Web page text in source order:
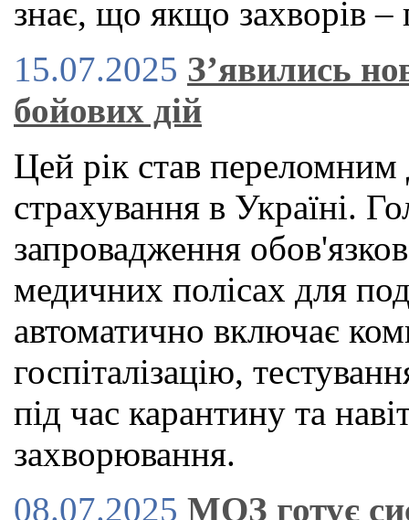
знає, що якщо захворів –
15.07.2025 З’явились
бойових дій
Цей рік став переломним
страхування в Україні.
запровадження
медичних полісах для
автоматично включає
госпіталізацію,
під час карантину та
захворювання.
08.07.2025 МОЗ готує